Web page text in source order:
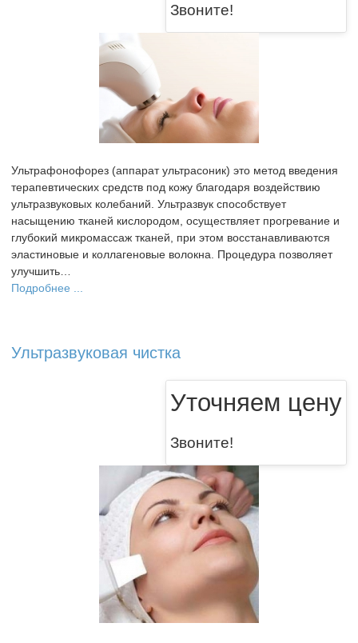
Звоните!
Ультрафонофорез (аппарат ультрасоник) это метод введения
терапевтических средств под кожу благодаря воздействию
ультразвуковых колебаний. Ультразвук способствует
насыщению тканей кислородом, осуществляет прогревание и
глубокий микромассаж тканей, при этом восстанавливаются
эластиновые и коллагеновые волокна. Процедура позволяет
улучшить…
Подробнее ...
Ультразвуковая чистка
Уточняем цену
Звоните!